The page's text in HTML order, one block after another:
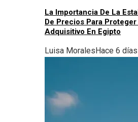
La Importancia De La
De Precios Para
Adquisitivo En Egipto
Luisa MoralesHace 6 días